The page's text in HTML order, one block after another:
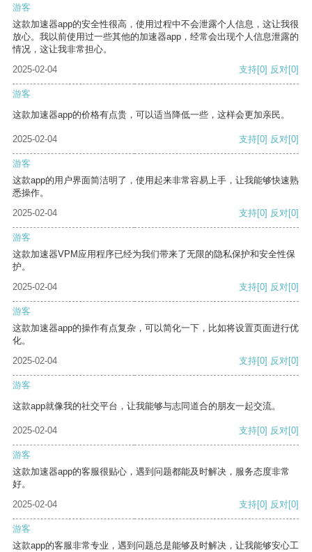
游客
这款加速器app的安全性很高，使用过程中不会泄露个人信息，这让我很
放心。我以前使用过一些其他的加速器app，经常会出现个人信息泄露的
情况，这让我非常担心。
2025-02-04
支持[0] 反对[0]
游客
这款加速器app的价格有点贵，可以适当降低一些，这样会更加亲民。
2025-02-04 支持[0] 反对[0]
游客
这款app的用户界面简洁明了，使用起来非常容易上手，让我能够快速熟
悉操作。
2025-02-04
支持[0] 反对[0]
游客
这款加速器VPM应用程序已经为我们带来了无限的隐私保护和安全性保
护。
2025-02-04
支持[0] 反对[0]
游客
这款加速器app的操作有点复杂，可以简化一下，比如将设置页面进行优
化。
2025-02-04
支持[0] 反对[0]
游客
这款app就像我的社交平台，让我能够与志同道合的朋友一起交流。
2025-02-04 支持[0] 反对[0]
游客
这款加速器app的客服很贴心，遇到问题都能及时解决，服务态度非常
好。
2025-02-04
支持[0] 反对[0]
游客
这款app的客服非常专业，遇到问题总是能够及时解决，让我能够安心工